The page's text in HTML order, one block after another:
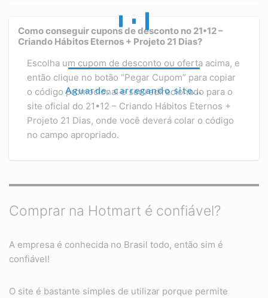
Aguarde, carregando site...
Como conseguir cupons de desconto no 21•12 –
Criando Hábitos Eternos + Projeto 21 Dias?
Escolha um cupom de desconto ou oferta acima, e
então clique no botão “Pegar Cupom” para copiar
o código promocional e ser redirecionado para o
site oficial do 21•12 – Criando Hábitos Eternos +
Projeto 21 Dias, onde você deverá colar o código
no campo apropriado.
Comprar na Hotmart é confiável?
A empresa é conhecida no Brasil todo, então sim é
confiável!
O site é bastante simples de utilizar porque permite